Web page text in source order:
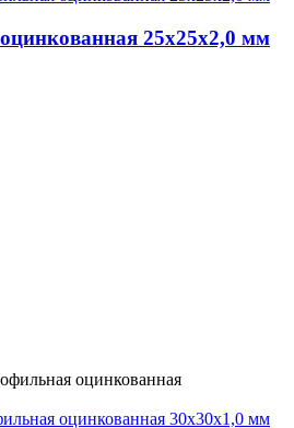
25x25x2,0 мм
оцинкованная